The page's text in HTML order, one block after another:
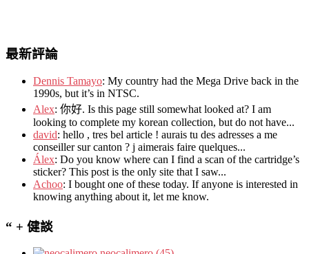
最新評論
Dennis Tamayo: My country had the Mega Drive back in the
1990s, but it’s in NTSC.
Alex: 你好. Is this page still somewhat looked at? I am
looking to complete my korean collection, but do not have...
david: hello , tres bel article ! aurais tu des adresses a me
conseiller sur canton ? j aimerais faire quelques...
Álex: Do you know where can I find a scan of the cartridge’s
sticker? This post is the only site that I saw...
Achoo: I bought one of these today. If anyone is interested in
knowing anything about it, let me know.
“ + 健談